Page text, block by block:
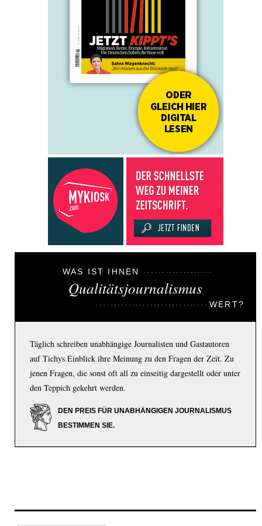
WAS IST IHNEN
Qualitätsjournalismus
WERT?
Täglich schreiben unabhängige Journalisten und Gastautoren
auf Tichys Einblick ihre Meinung zu den Fragen der Zeit. Zu
jenen Fragen, die sonst oft all zu einseitig dargestellt oder unter
den Teppich gekehrt werden.
DEN PREIS FÜR UNABHÄNGIGEN JOURNALISMUS
BESTIMMEN SIE.